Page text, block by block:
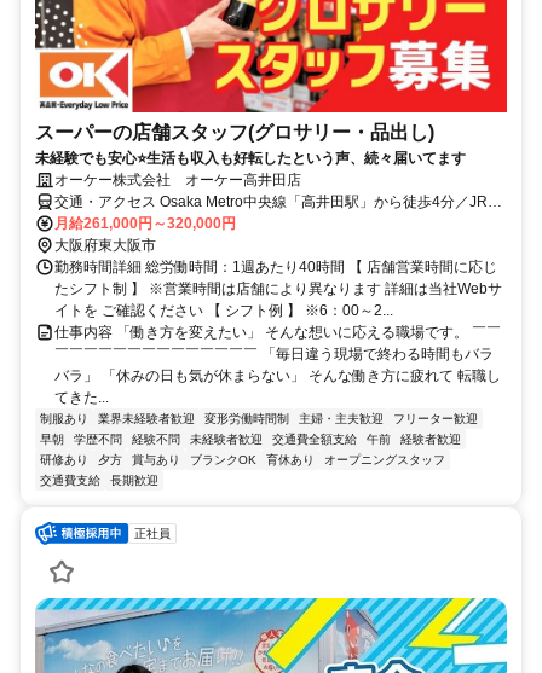
スーパーの店舗スタッフ(グロサリー・品出し)
未経験でも安心⭐生活も収入も好転したという声、続々届いてます
オーケー株式会社 オーケー高井田店
交通・アクセス Osaka Metro中央線「高井田駅」から徒歩4分／JRお
おさか東線「高井田中央駅」から徒歩4分
月給261,000円～320,000円
大阪府東大阪市
勤務時間詳細 総労働時間：1週あたり40時間 【 店舗営業時間に応じ
たシフト制 】 ※営業時間は店舗により異なります 詳細は当社Webサ
イトを ご確認ください 【 シフト例 】 ※6：00～2...
仕事内容 「働き方を変えたい」 そんな想いに応える職場です。 ￣￣
￣￣￣￣￣￣￣￣￣￣￣￣￣￣ 「毎日違う現場で終わる時間もバラ
バラ」 「休みの日も気が休まらない」 そんな働き方に疲れて 転職し
てきた...
制服あり 業界未経験者歓迎 変形労働時間制 主婦・主夫歓迎
フリーター歓迎
早朝
学歴不問 経験不問 未経験者歓迎 交通費全額支給 午前
経験者歓迎
研修あり
夕方 賞与あり ブランクOK 育休あり
オープニングスタッフ
交通費支給
長期歓迎
正社員